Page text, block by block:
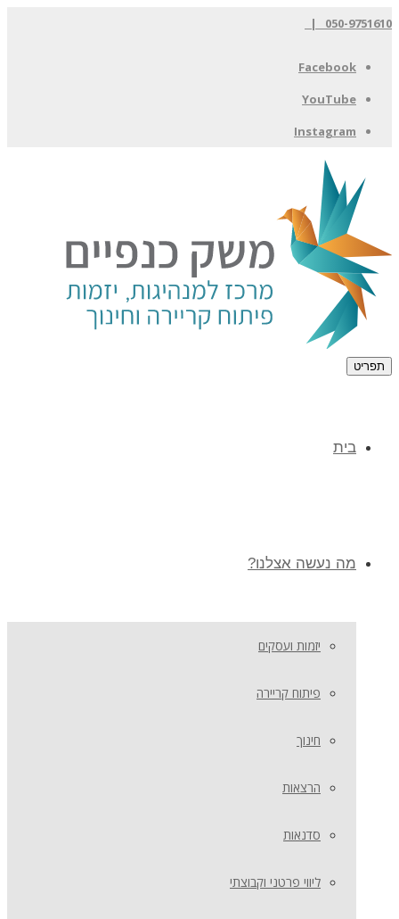
050-9751610 |
Facebook
YouTube
Instagram
תפריט
בית
מה נעשה אצלנו?
יזמות ועסקים
פיתוח קריירה
חינוך
הרצאות
סדנאות
ליווי פרטני וקבוצתי